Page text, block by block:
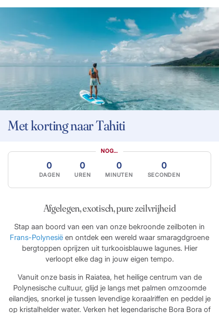
Met korting naar Tahiti
NOG…
0
DAGEN
0
UREN
0
MINUTEN
0
SECONDEN
Afgelegen, exotisch, pure zeilvrijheid
Stap aan boord van een van onze bekroonde zeilboten in
Frans-Polynesië en ontdek een wereld waar smaragdgroene
bergtoppen oprijzen uit turkooisblauwe lagunes. Hier
verloopt elke dag in jouw eigen tempo.
Vanuit onze basis in Raiatea, het heilige centrum van de
Polynesische cultuur, glijd je langs met palmen omzoomde
eilandjes, snorkel je tussen levendige koraalriffen en peddel je
op kristalhelder water. Verken het legendarische Bora Bora of